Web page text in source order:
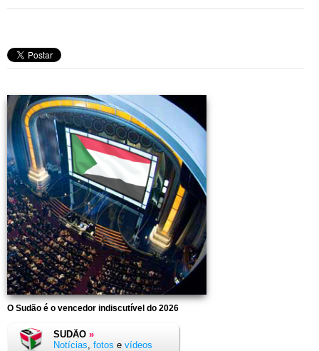
O Sudão é o vencedor indiscutível do 2026
SUDÃO »
Notícias, fotos e vídeos